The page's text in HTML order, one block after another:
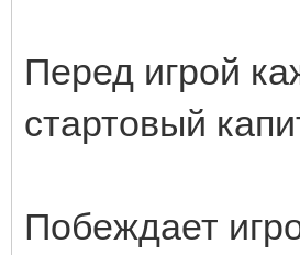
Перед игрой
стартовый
Побеждает